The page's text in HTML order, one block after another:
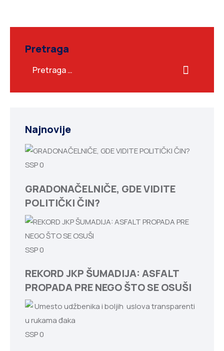
Pretraga
Najnovije
SSP0
GRADONAČELNIČE, GDE VIDITE
POLITIČKI ČIN?
SSP0
REKORD JKP ŠUMADIJA: ASFALT
PROPADA PRE NEGO ŠTO SE OSUŠI
SSP0